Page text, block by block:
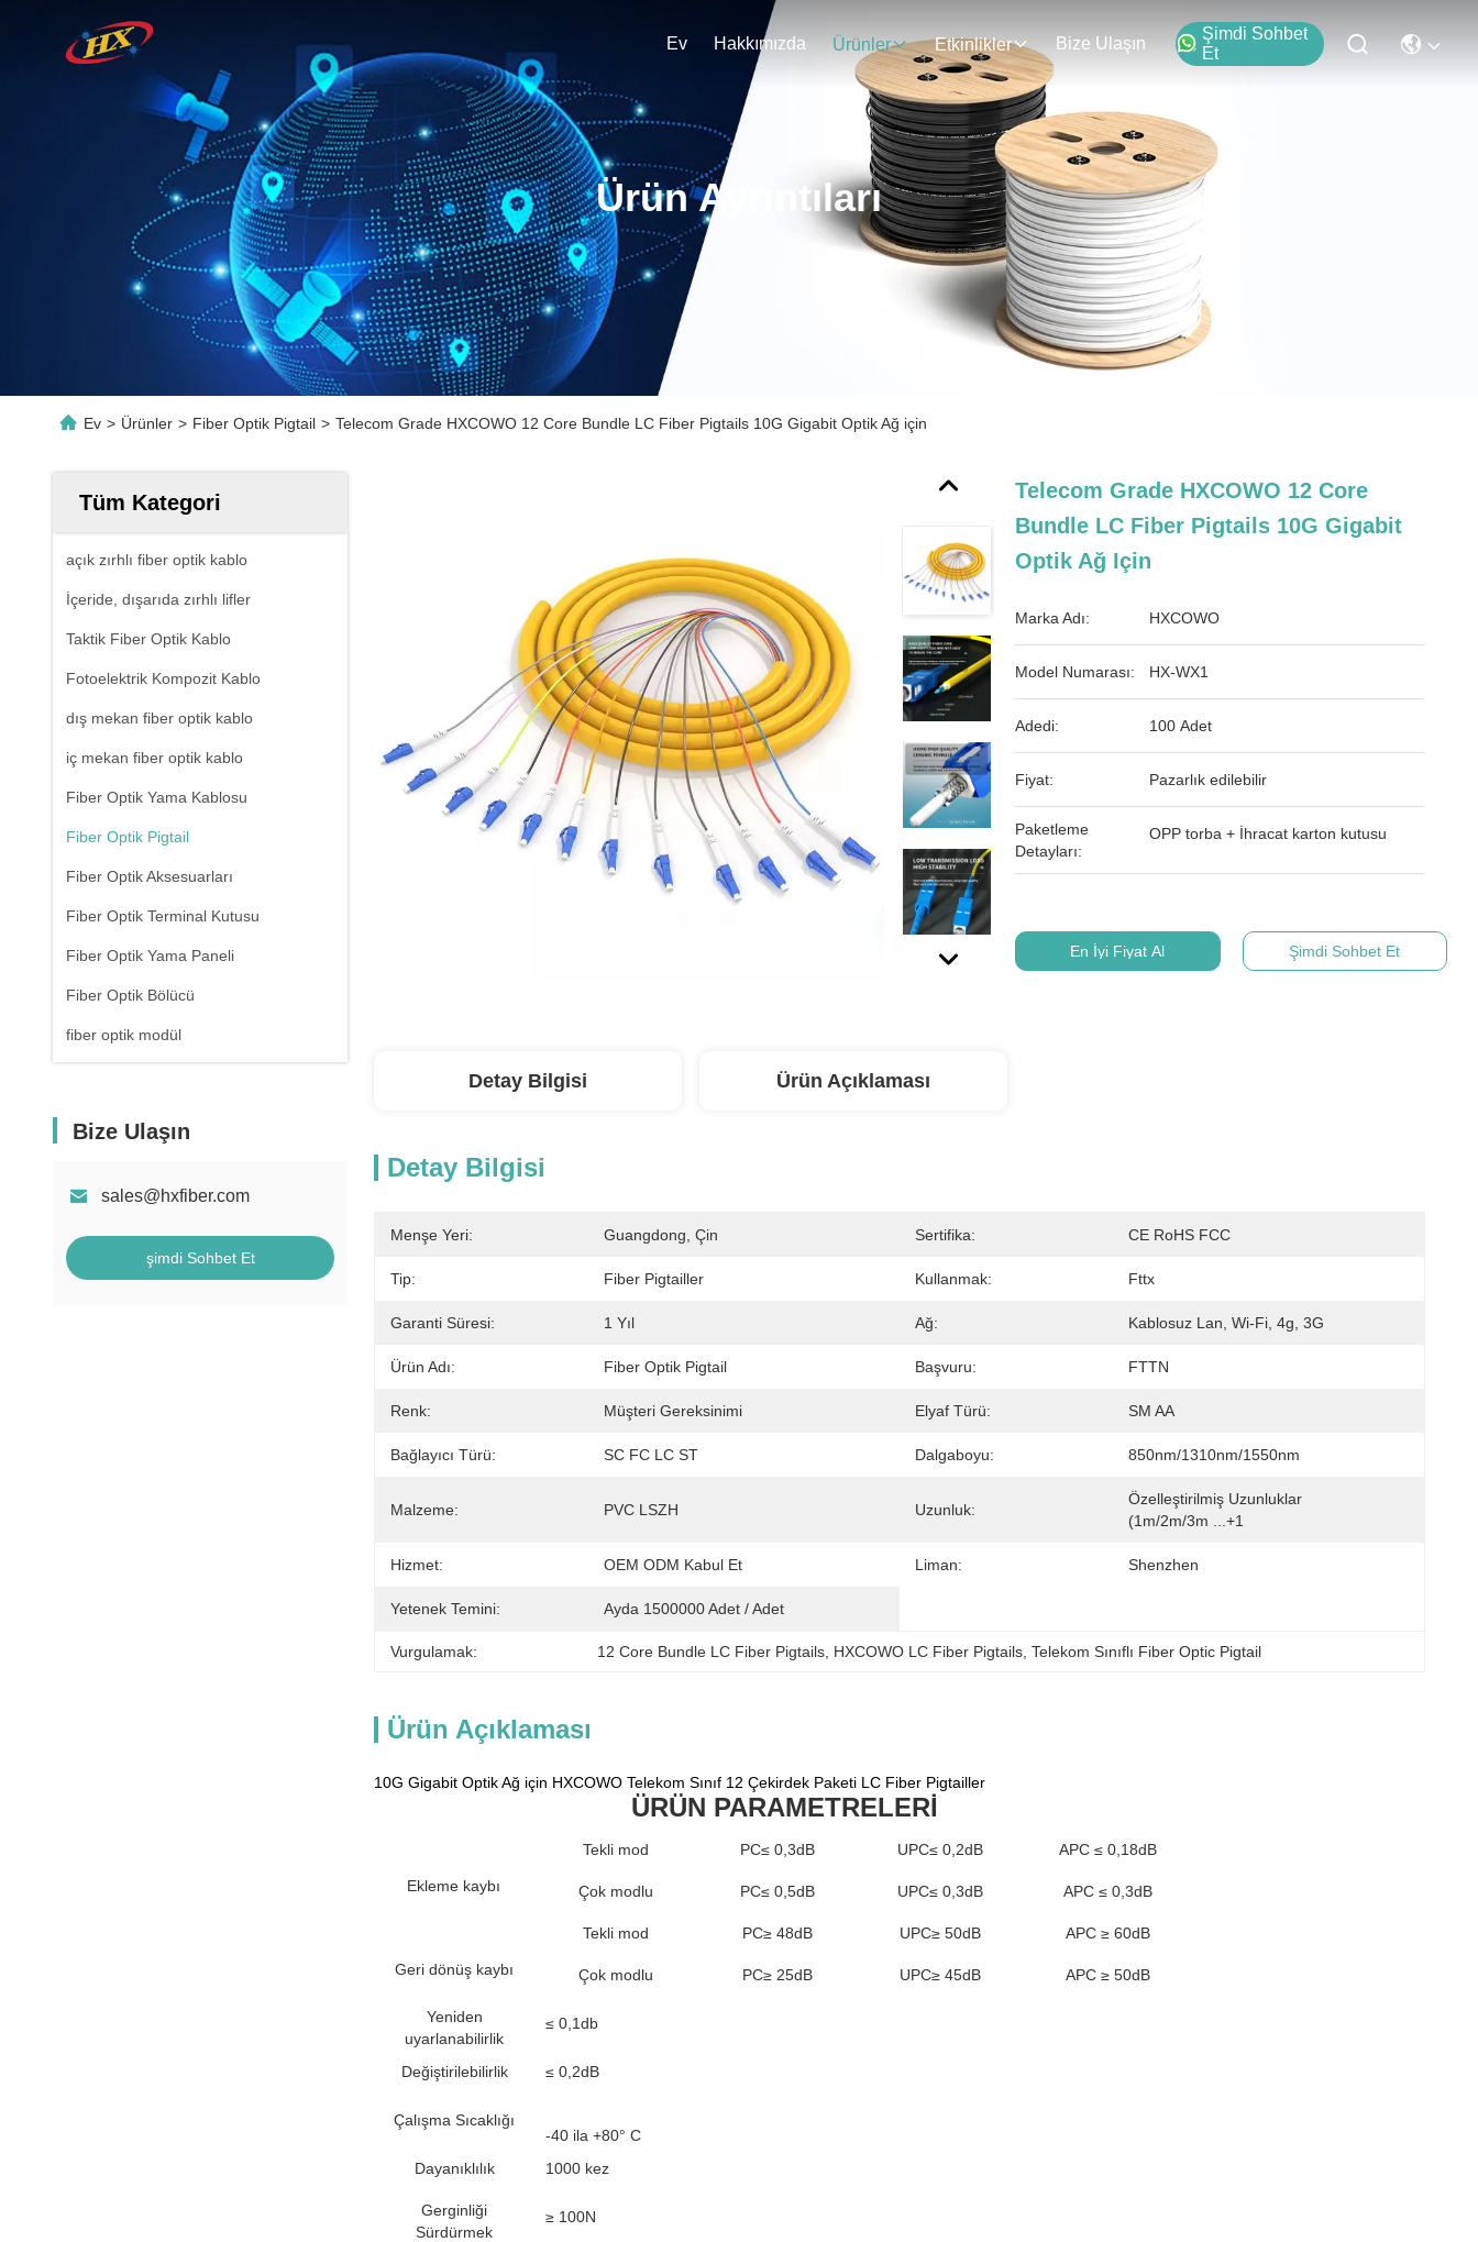
Ev Hakkımızda Ürünler Etkinlikler Bize Ulaşın
Şimdi Sohbet
Et
Ürün Ayrıntıları
Ev > Ürünler > Fiber Optik Pigtail > Telecom Grade HXCOWO 12 Core Bundle LC Fiber Pigtails 10G Gigabit Optik Ağ için
Tüm Kategori
açık zırhlı fiber optik kablo
İçeride, dışarıda zırhlı lifler
Taktik Fiber Optik Kablo
Fotoelektrik Kompozit Kablo
dış mekan fiber optik kablo
iç mekan fiber optik kablo
Fiber Optik Yama Kablosu
Fiber Optik Pigtail
Fiber Optik Aksesuarları
Fiber Optik Terminal Kutusu
Fiber Optik Yama Paneli
Fiber Optik Bölücü
fiber optik modül
Bize Ulaşın
sales@hxfiber.com
şimdi Sohbet Et
Telecom Grade HXCOWO 12 Core
Bundle LC Fiber Pigtails 10G Gigabit
Optik Ağ Için
Marka Adı: HXCOWO
Model Numarası: HX-WX1
Adedi: 100 Adet
Fiyat: Pazarlık edilebilir
Paketleme
Detayları:
OPP torba + İhracat karton kutusu
En İyi Fiyat Al Şimdi Sohbet Et
Detay Bilgisi Ürün Açıklaması
Detay Bilgisi
Menşe Yeri: Guangdong, Çin Sertifika: CE RoHS FCC
Tip: Fiber Pigtailler Kullanmak: Fttx
Garanti Süresi: 1 Yıl Ağ: Kablosuz Lan, Wi-Fi, 4g, 3G
Ürün Adı: Fiber Optik Pigtail Başvuru: FTTN
Renk: Müşteri Gereksinimi Elyaf Türü: SM AA
Bağlayıcı Türü: SC FC LC ST Dalgaboyu: 850nm/1310nm/1550nm
Malzeme: PVC LSZH Uzunluk:
Özelleştirilmiş Uzunluklar
(1m/2m/3m ...+1
Hizmet: OEM ODM Kabul Et Liman: Shenzhen
Yetenek Temini: Ayda 1500000 Adet / Adet
Vurgulamak: 12 Core Bundle LC Fiber Pigtails HXCOWO LC Fiber Pigtails , Telekom Sınıflı Fiber Optic Pigtail
Ürün Açıklaması
10G Gigabit Optik Ağ için HXCOWO Telekom Sınıf 12 Çekirdek Paketi LC Fiber Pigtailler
ÜRÜN PARAMETRELERİ
Ekleme kaybı
Tekli mod PC≤ 0,3dB UPC≤ 0,2dB APC ≤ 0,18dB
Çok modlu PC≤ 0,5dB UPC≤ 0,3dB APC ≤ 0,3dB
Geri dönüş kaybı
Tekli mod PC≥ 48dB UPC≥ 50dB APC ≥ 60dB
Çok modlu PC≥ 25dB UPC≥ 45dB APC ≥ 50dB
Yeniden
uyarlanabilirlik
≤ 0,1db
Değiştirilebilirlik ≤ 0,2dB
Çalışma Sıcaklığı
-40 ila +80° C
Dayanıklılık
1000 kez
Gerginliği
Sürdürmek
≥ 100N